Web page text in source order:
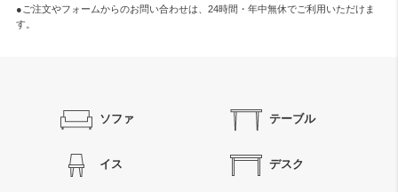
●ご注文やフォームからのお問い合わせは、 24時間・年中無休でご利用いただけま
す。
ソファ テーブル
イス デスク